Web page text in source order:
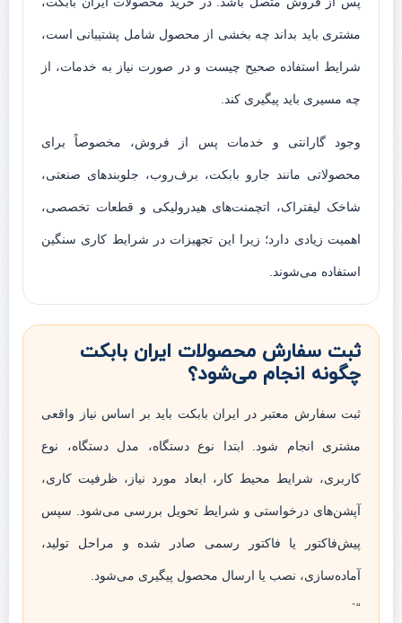
مشتری باید بداند چه بخشی از محصول شامل پشتیبانی است،
شرایط استفاده صحیح چیست و در صورت نیاز به خدمات، از
چه مسیری باید پیگیری کند.
وجود گارانتی و خدمات پس از فروش، مخصوصاً برای
محصولاتی مانند جارو بابکت، برف‌روب، جلوبندهای صنعتی،
شاخک لیفتراک، اتچمنت‌های هیدرولیکی و قطعات تخصصی،
اهمیت زیادی دارد؛ زیرا این تجهیزات در شرایط کاری سنگین
استفاده می‌شوند.
ثبت سفارش محصولات ایران بابکت
چگونه انجام می‌شود؟
ثبت سفارش معتبر در ایران بابکت باید بر اساس نیاز واقعی
مشتری انجام شود. ابتدا نوع دستگاه، مدل دستگاه، نوع
کاربری، شرایط محیط کار، ابعاد مورد نیاز، ظرفیت کاری،
آپشن‌های درخواستی و شرایط تحویل بررسی می‌شود. سپس
پیش‌فاکتور یا فاکتور رسمی صادر شده و مراحل تولید،
آماده‌سازی، نصب یا ارسال محصول پیگیری می‌شود.
“`